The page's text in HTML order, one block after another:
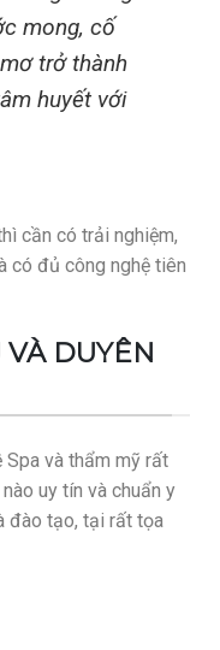
mong, cố
trở thành
huyết với
cần có trải nghiệm,
có đủ công nghệ tiên
DUYÊN
Spa và thẩm mỹ rất
uy tín và chuẩn y
đào tạo, tại rất tọa